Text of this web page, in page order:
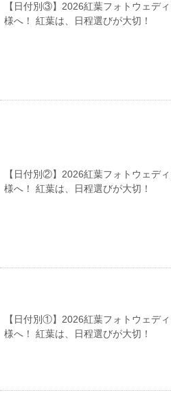
【日付別③】2026紅葉フォトウェデ
様へ！ 紅葉は、日程選びが大切！
【日付別②】2026紅葉フォトウェデ
様へ！ 紅葉は、日程選びが大切！
【日付別①】2026紅葉フォトウェデ
様へ！ 紅葉は、日程選びが大切！